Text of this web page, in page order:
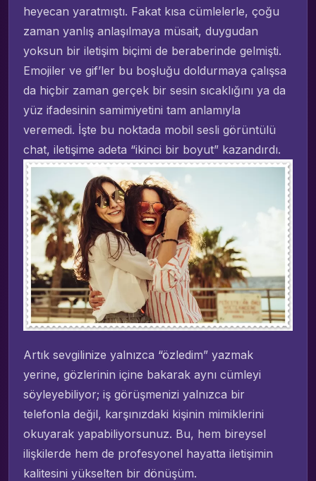
heyecan yaratmıştı. Fakat kısa cümlelerle, çoğu
zaman yanlış anlaşılmaya müsait, duygudan
yoksun bir iletişim biçimi de beraberinde gelmişti.
Emojiler ve gif’ler bu boşluğu doldurmaya çalışsa
da hiçbir zaman gerçek bir sesin sıcaklığını ya da
yüz ifadesinin samimiyetini tam anlamıyla
veremedi. İşte bu noktada mobil sesli görüntülü
chat, iletişime adeta “ikinci bir boyut” kazandırdı.
Artık sevgilinize yalnızca “özledim” yazmak
yerine, gözlerinin içine bakarak aynı cümleyi
söyleyebiliyor; iş görüşmenizi yalnızca bir
telefonla değil, karşınızdaki kişinin mimiklerini
okuyarak yapabiliyorsunuz. Bu, hem bireysel
ilişkilerde hem de profesyonel hayatta iletişimin
kalitesini yükselten bir dönüşüm.